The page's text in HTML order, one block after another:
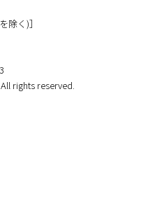
除く)］
All rights reserved.